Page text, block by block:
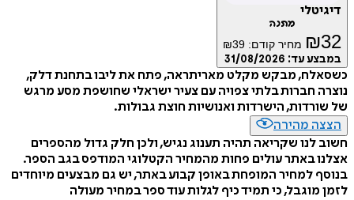
דיגיטלי
מתנה
₪32 מחיר קודם: ₪39
במבצע עד: 31/08/2026
כשסאלח, מבקש מקלט מאריתראה, פתח את ליבו בתחנת דלק,
נוצרה חברות בלתי צפויה עם צעיר ישראלי שחושפת מסע מרגש
של שורדות, הישרדות ואנושיות חוצת גבולות.
הצצה מהירה
חשוב לנו שקריאה תהיה תענוג נגיש, ולכן חלק גדול מהספרים
אצלנו באתר עולים פחות מהמחיר הקטלוגי המודפס בגב הספר.
בנוסף למחיר המופחת באופן קבוע באתר, יש גם מבצעים מיוחדים
לזמן מוגבל, כי תמיד כיף לגלות עוד ספר במחיר מעולה